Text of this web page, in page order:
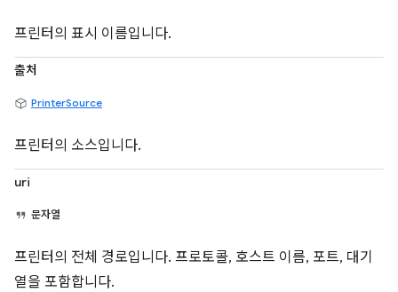
프린터의 표시 이름입니다.
출처
PrinterSource
프린터의 소스입니다.
uri
문자열
프린터의 전체 경로입니다. 프로토콜, 호스트 이름, 포트, 대기
열을 포함합니다.